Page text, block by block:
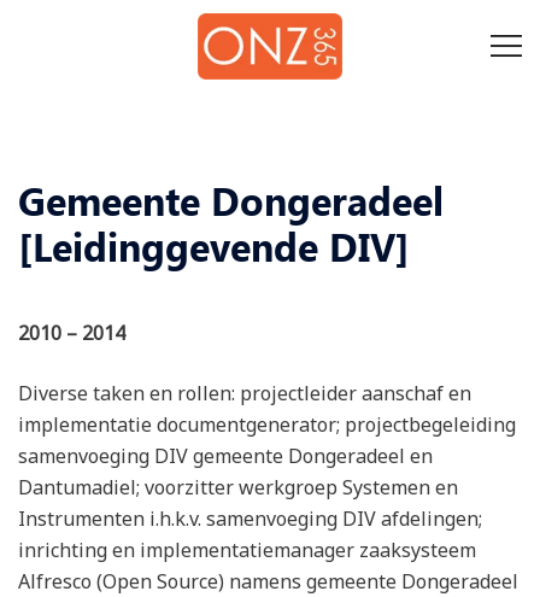
Gemeente Dongeradeel
[Leidinggevende DIV]
2010 – 2014
Diverse taken en rollen: projectleider aanschaf en
implementatie documentgenerator; projectbegeleiding
samenvoeging DIV gemeente Dongeradeel en
Dantumadiel; voorzitter werkgroep Systemen en
Instrumenten i.h.k.v. samenvoeging DIV afdelingen;
inrichting en implementatiemanager zaaksysteem
Alfresco (Open Source) namens gemeente Dongeradeel